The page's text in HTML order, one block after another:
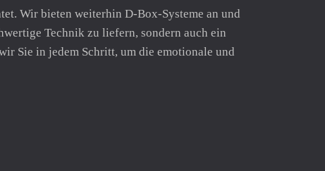
Wir bieten weiterhin D-Box-Systeme an und
Technik zu liefern, sondern auch ein
Sie in jedem Schritt, um die emotionale und